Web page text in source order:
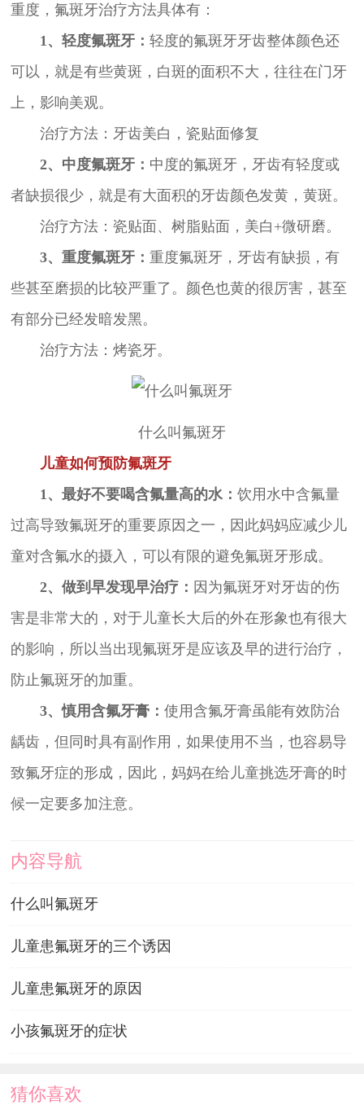
重度，氟斑牙治疗方法具体有：
1、轻度氟斑牙： 轻度的氟斑牙牙齿整体颜色还
可以，就是有些黄斑，白斑的面积不大，往往在门牙
上，影响美观。
治疗方法：牙齿美白，瓷贴面修复
2、中度氟斑牙： 中度的氟斑牙，牙齿有轻度或
者缺损很少，就是有大面积的牙齿颜色发黄，黄斑。
治疗方法：瓷贴面、树脂贴面，美白+微研磨。
3、重度氟斑牙： 重度氟斑牙，牙齿有缺损，有
些甚至磨损的比较严重了。颜色也黄的很厉害，甚至
有部分已经发暗发黑。
治疗方法：烤瓷牙。
什么叫氟斑牙
儿童如何预防氟斑牙
1、最好不要喝含氟量高的水： 饮用水中含氟量
过高导致氟斑牙的重要原因之一，因此妈妈应减少儿
童对含氟水的摄入，可以有限的避免氟斑牙形成。
2、做到早发现早治疗： 因为氟斑牙对牙齿的伤
害是非常大的，对于儿童长大后的外在形象也有很大
的影响，所以当出现氟斑牙是应该及早的进行治疗，
防止氟斑牙的加重。
3、慎用含氟牙膏： 使用含氟牙膏虽能有效防治
龋齿，但同时具有副作用，如果使用不当，也容易导
致氟牙症的形成，因此，妈妈在给儿童挑选牙膏的时
候一定要多加注意。
内容导航
什么叫氟斑牙
儿童患氟斑牙的三个诱因
儿童患氟斑牙的原因
小孩氟斑牙的症状
猜你喜欢